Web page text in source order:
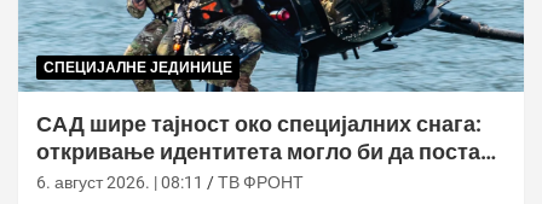
СПЕЦИЈАЛНЕ ЈЕДИНИЦЕ
САД шире тајност око специјалних снага:
откривање идентитета могло би да постане
кривично дело
6. август 2026. | 08:11 ТВ ФРОНТ